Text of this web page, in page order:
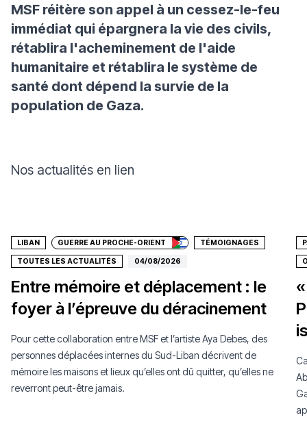
MSF réitère son appel à un cessez-le-feu
immédiat qui épargnera la vie des civils,
rétablira l'acheminement de l'aide
humanitaire et rétablira le système de
santé dont dépend la survie de la
population de Gaza.
Nos actualités en lien
LIBAN GUERRE AU PROCHE-ORIENT TÉMOIGNAGES
TOUTES LES ACTUALITÉS 04/08/2026
Entre mémoire et déplacement : le
foyer à l’épreuve du déracinement
Pour cette collaboration entre MSF et l’artiste Aya Debes, des
personnes déplacées internes du Sud-Liban décrivent de
mémoire les maisons et lieux qu’elles ont dû quitter, qu’elles ne
reverront peut-être jamais.